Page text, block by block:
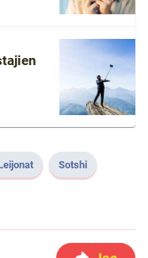
Sotshi